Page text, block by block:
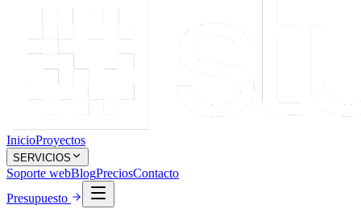
InicioProyectos
SERVICIOS
Soporte webBlogPreciosContacto
Presupuesto